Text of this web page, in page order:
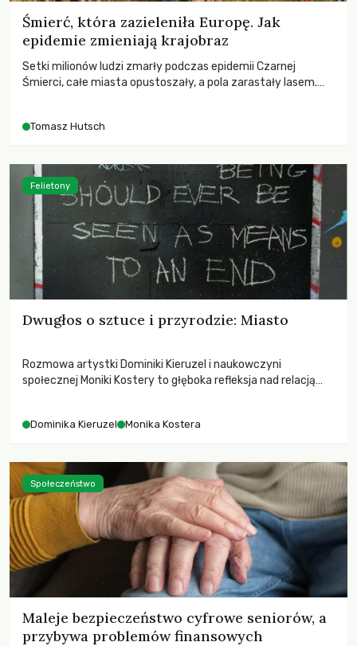
Śmierć, która zazieleniła Europę. Jak
epidemie zmieniają krajobraz
Setki milionów ludzi zmarły podczas epidemii Czarnej
Śmierci, całe miasta opustoszały, a pola zarastały lasem.
największych katastrof w swoich dziejach.
Tomasz Hutsch
Dwugłos o sztuce i przyrodzie: Miasto
Rozmowa artystki Dominiki Kieruzel i naukowczyni
społecznej Moniki Kostery to głęboka refleksja nad relacją
Dominika Kieruzel Monika Kostera
Felietony
Maleje bezpieczeństwo cyfrowe seniorów, a
przybywa problemów finansowych
Społeczeństwo